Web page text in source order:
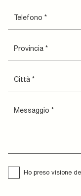
Ho preso visione